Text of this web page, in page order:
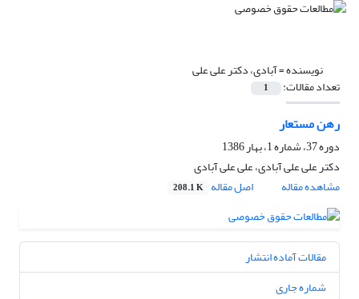
نویسنده =آبادی، دکتر علی علی
تعداد مقالات: 1
رهن مستعار
دوره 37، شماره 1، بهار 1386
دکتر علی علی آبادی، علی علی آبادی
مشاهده مقاله
اصل مقاله 208.1 K
مقالات آماده انتشار
شماره جاری